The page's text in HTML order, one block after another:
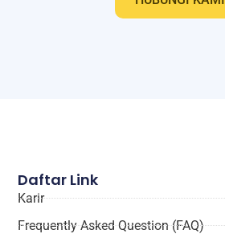
Daftar Link
Karir
Frequently Asked Question (FAQ)